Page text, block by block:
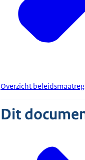
Overzicht
Dit